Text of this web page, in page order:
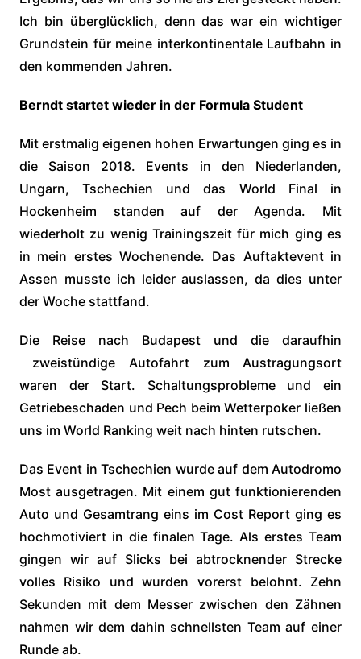
Ich bin überglücklich, denn das war ein wichtiger
Grundstein für meine interkontinentale Laufbahn in
den kommenden Jahren.
Berndt startet wieder in der Formula Student
Mit erstmalig eigenen hohen Erwartungen ging es in
die Saison 2018. Events in den Niederlanden,
Ungarn, Tschechien und das World Final in
Hockenheim standen auf der Agenda. Mit
wiederholt zu wenig Trainingszeit für mich ging es
in mein erstes Wochenende. Das Auftaktevent in
Assen musste ich leider auslassen, da dies unter
der Woche stattfand.
Die Reise nach Budapest und die daraufhin
zweistündige Autofahrt zum Austragungsort
waren der Start. Schaltungsprobleme und ein
Getriebeschaden und Pech beim Wetterpoker ließen
uns im World Ranking weit nach hinten rutschen.
Das Event in Tschechien wurde auf dem Autodromo
Most ausgetragen. Mit einem gut funktionierenden
Auto und Gesamtrang eins im Cost Report ging es
hochmotiviert in die finalen Tage. Als erstes Team
gingen wir auf Slicks bei abtrocknender Strecke
volles Risiko und wurden vorerst belohnt. Zehn
Sekunden mit dem Messer zwischen den Zähnen
nahmen wir dem dahin schnellsten Team auf einer
Runde ab.